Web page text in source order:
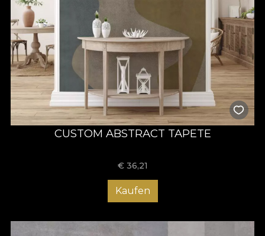
CUSTOM ABSTRACT TAPETE
€ 36,21
Kaufen